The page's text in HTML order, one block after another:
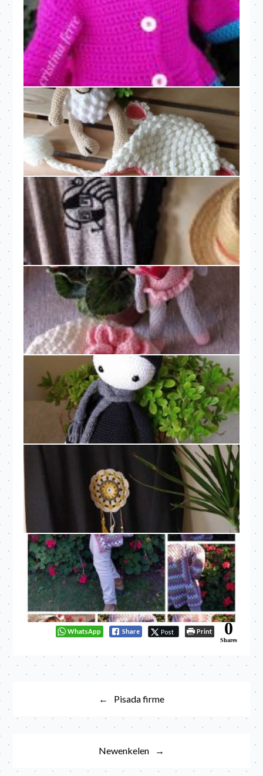
WhatsApp Share Post Print 0
Shares
entradas
Pisada firme
Newenkelen